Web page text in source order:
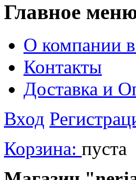
Главное
О компании
Контакты
Доставка и
Вход
Корзина: пуста